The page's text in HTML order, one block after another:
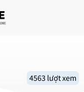
4563 lượt xem